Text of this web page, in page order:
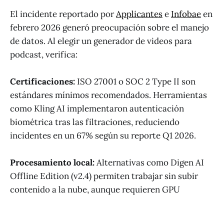
El incidente reportado porApplicantese Infobaeen
febrero 2026 generó preocupación sobre el manejo
de datos. Al elegir un generador de videos para
podcast, verifica:
Certificaciones: ISO 27001 o SOC 2 Type II son
estándares mínimos recomendados. Herramientas
como Kling AI implementaron autenticación
biométrica tras las filtraciones, reduciendo
incidentes en un 67% según su reporte Q1 2026.
Procesamiento local:Alternativas como Digen AI
Offline Edition (v2.4) permiten trabajar sin subir
contenido a la nube, aunque requieren GPU